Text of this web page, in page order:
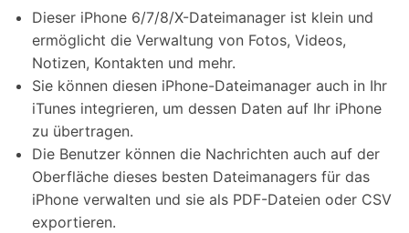
Dieser iPhone 6/7/8/X-Dateimanager ist klein und
ermöglicht die Verwaltung von Fotos, Videos,
Notizen, Kontakten und mehr.
Sie können diesen iPhone-Dateimanager auch in Ihr
iTunes integrieren, um dessen Daten auf Ihr iPhone
zu übertragen.
Die Benutzer können die Nachrichten auch auf der
Oberfläche dieses besten Dateimanagers für das
iPhone verwalten und sie als PDF-Dateien oder CSV
exportieren.